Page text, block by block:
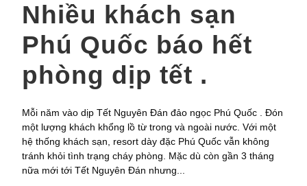
Nhiều khách sạn
Phú Quốc báo hết
phòng dịp tết .
Mỗi năm vào dịp Tết Nguyên Đán đảo ngọc Phú Quốc . Đón
một lượng khách khổng lồ từ trong và ngoài nước. Với một
hệ thống khách sạn, resort dày đặc Phú Quốc vẫn không
tránh khỏi tình trạng cháy phòng. Mặc dù còn gần 3 tháng
nữa mới tới Tết Nguyên Đán nhưng...